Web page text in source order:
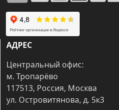
АДРЕС
Центральный офис:
м. Тропарёво
117513, Россия, Москва
ул. Островитянова, д. 5к3